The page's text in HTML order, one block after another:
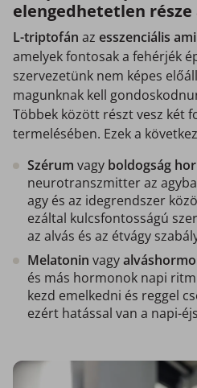
elengedhetetlen
L-triptofán az esszenciális
amelyek fontosak a fehérjék
szervezetünk nem képes
magunknak kell
Többek között részt vesz két
termelésében. Ezek a
Szérum vagy boldogság
neurotranszmitter az
agy és az idegrendszer
ezáltal kulcsfontosságú
az alvás és az étvágy
Melatonin vagy
és más hormonok napi
kezd emelkedni és reggel
ezért hatással van a napi-